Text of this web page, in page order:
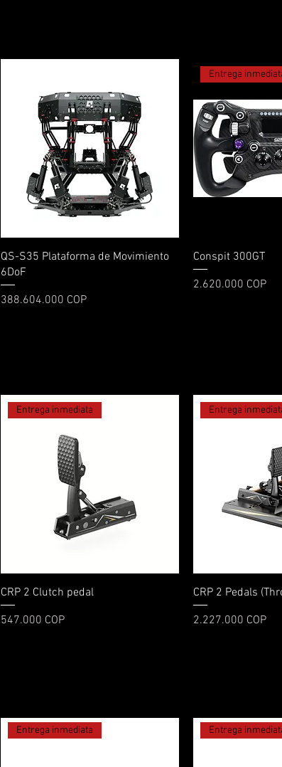
Vista rápida
QS-S35 Plataforma de Movimiento
6DoF
Precio
388.604.000 COP
Vista
Entrega
Conspit 300GT
Precio
2.620.000 COP
Vista rápida
Entrega inmediata
CRP 2 Clutch pedal
Precio
547.000 COP
Entrega
CRP 2 Pedals
Precio
2.227.000 COP
Entrega inmediata Entrega